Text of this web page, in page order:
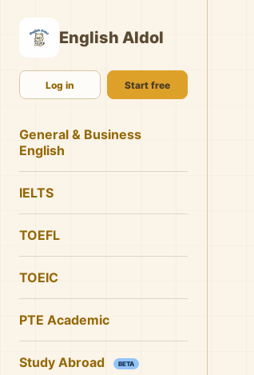
English AIdol
Log in Start free
General & Business
English
IELTS
TOEFL
TOEIC
PTE Academic
Study Abroad BETA